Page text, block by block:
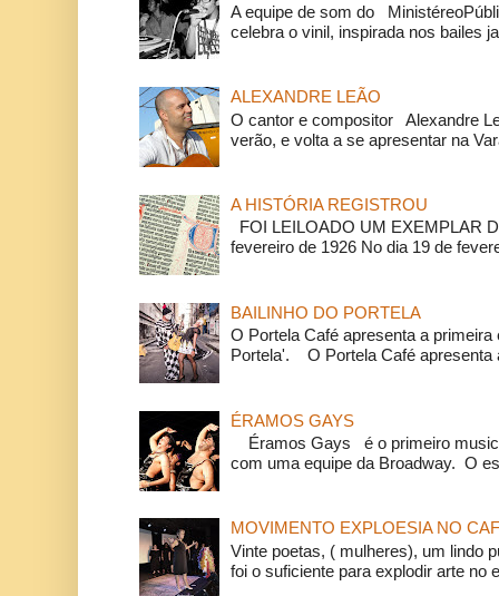
A equipe de som do
celebra o vinil, inspirada nos bailes
ALEXANDRE LEÃO
O cantor e compositor Alexandre
verão, e volta a se apresentar na
A HISTÓRIA REGISTROU
FOI LEILOADO UM EXEMPLAR
fevereiro de 1926 No dia 19 de
BAILINHO DO PORTELA
O Portela Café apresenta a
Portela'. O Portela Café apresenta
ÉRAMOS GAYS
Éramos Gays é o primeiro
com uma equipe da Broadway. O
MOVIMENTO EXPLOESIA NO
Vinte poetas, ( mulheres), um lindo
foi o suficiente para explodir arte no